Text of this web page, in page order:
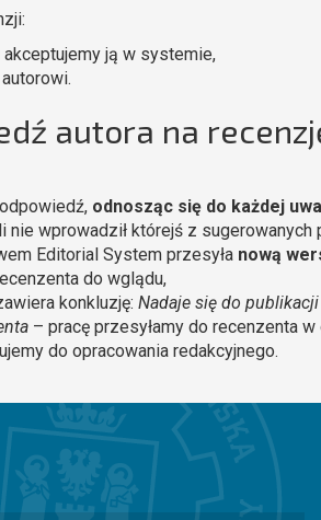
ją w systemie,
autora na
odnosząc się do każdej
nie wprowadził którejś z sugerowanych
Editorial System przesyła nową
do wglądu,
konkluzję: Nadaje się do
– pracę przesyłamy do recenzenta
do opracowania redakcyjnego.